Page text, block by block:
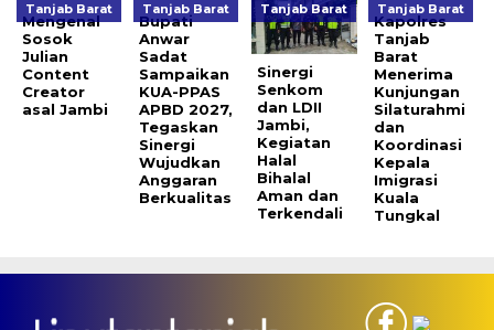
Tanjab Barat
Mengenal
Sosok
Julian
Content
Creator
asal Jambi
Tanjab Barat
Bupati
Anwar
Sadat
Sampaikan
KUA-PPAS
APBD 2027,
Tegaskan
Sinergi
Wujudkan
Anggaran
Berkualitas
Tanjab Barat
Sinergi
Senkom
dan LDII
Jambi,
Kegiatan
Halal
Bihalal
Aman dan
Terkendali
Tanjab Barat
Kapolres
Tanjab
Barat
Menerima
Kunjungan
Silaturahmi
dan
Koordinasi
Kepala
Imigrasi
Kuala
Tungkal